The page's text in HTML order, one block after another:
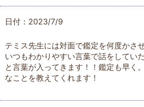
日付：2023/7/9
テミス先生には対面で鑑定を何度かさ
いつもわかりやすい言葉で話をしてい
と言葉が入ってきます！！鑑定も早く
なことを教えてくれます！